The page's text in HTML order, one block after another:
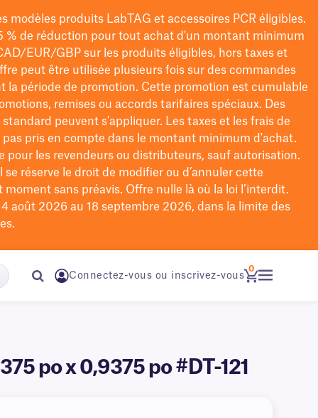
modèles produits LabTAG et accessoires PCR éligibles.
% de réduction pour tout achat d'un montant minimum
EUR/GBPsur les produits éligibles, hors taxes et
peut être utilisée plusieurs fois sur des commandes
la période de promotion. Cette promotion est cumulable
remises ou accords tarifaires spéciaux. Des
peuvent s'appliquer. Les taxes et les frais de
pas pris en compte dans le montant minimum d'achat.
pour les revendeurs ou distributeurs, sauf autorisation.
réserve le droit de modifierou d’annuler cette
sans préavis. Offre nulle là où la loi l’interdit.
août 2026 au 18 septembre 2026, dans la limite des
Connectez-vous ou inscrivez-vous
0
po x 0,9375 po #DT-121